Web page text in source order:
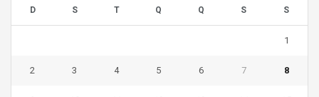
D S T Q Q S S
1
2 3 4 5 6 7 8